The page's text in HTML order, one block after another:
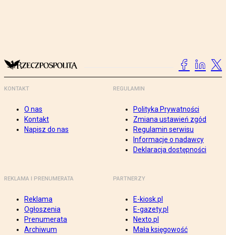
KONTAKT
O nas
Kontakt
Napisz do nas
REGULAMIN
Polityka Prywatności
Zmiana ustawień zgód
Regulamin serwisu
Informacje o nadawcy
Deklaracja dostępności
REKLAMA I PRENUMERATA
Reklama
Ogłoszenia
Prenumerata
Archiwum
PARTNERZY
E-kiosk.pl
E-gazety.pl
Nexto.pl
Mała księgowość